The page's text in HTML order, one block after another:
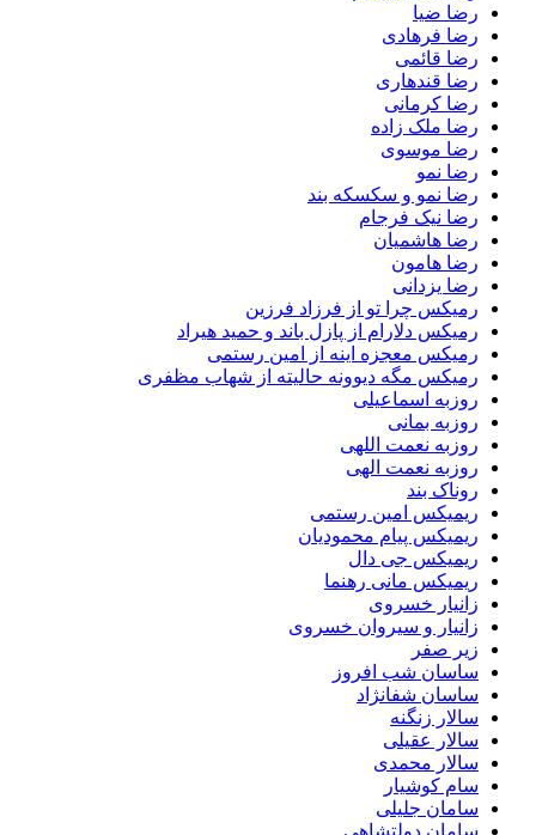
رضا ضیا
رضا فرهادی
رضا قائمی
رضا قندهاری
رضا کرمانی
رضا ملک زاده
رضا موسوی
رضا نمو
رضا نمو و سکسکه بند
رضا نیک فرجام
رضا هاشمیان
رضا هامون
رضا یزدانی
رمیکس چرا تو از فرزاد فرزین
رمیکس دلارام از پازل باند و حمید هیراد
رمیکس معجزه اینه از امین رستمی
رمیکس مگه دیوونه حالیته از شهاب مظفری
روزبه اسماعیلی
روزبه بمانی
روزبه نعمت اللهی
روزبه نعمت الهی
روناک بند
ریمیکس امین رستمی
ریمیکس پیام محمودیان
ریمیکس جی دال
ریمیکس مانی رهنما
زانیار خسروی
زانیار و سیروان خسروی
زیر صفر
ساسان شب افروز
ساسان شفانژاد
سالار زنگنه
سالار عقیلی
سالار محمدی
سام کوشیار
سامان جلیلی
سامان دولتشاهی